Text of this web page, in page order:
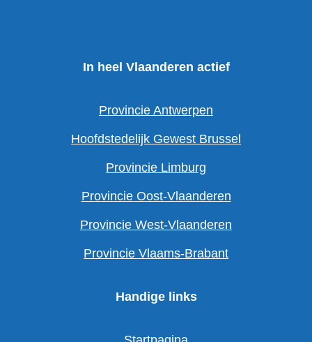
In heel Vlaanderen actief
Provincie Antwerpen
Hoofdstedelijk Gewest Brussel
Provincie Limburg
Provincie Oost-Vlaanderen
Provincie West-Vlaanderen
Provincie Vlaams-Brabant
Handige links